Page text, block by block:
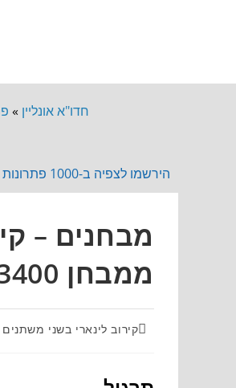
חדו"א אונליין »
הירשמו לצפיה ב-1000 פתרונות מפורטים
מבחנים –
ממבחן 3400
קירוב לינארי בשני משתנים